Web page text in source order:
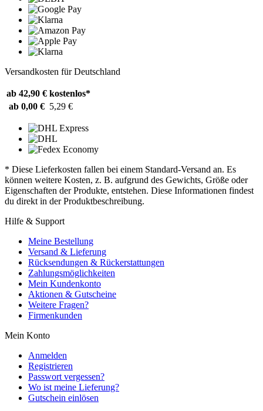
Versandkosten für Deutschland
ab 42,90 € kostenlos*
ab 0,00 € 5,29 €
* Diese Lieferkosten fallen bei einem Standard-Versand an. Es
können weitere Kosten, z. B. aufgrund des Gewichts, Größe oder
Eigenschaften der Produkte, entstehen. Diese Informationen findest
du direkt in der Produktbeschreibung.
Hilfe & Support
Meine Bestellung
Versand & Lieferung
Rücksendungen & Rückerstattungen
Zahlungsmöglichkeiten
Mein Kundenkonto
Aktionen & Gutscheine
Weitere Fragen?
Firmenkunden
Mein Konto
Anmelden
Registrieren
Passwort vergessen?
Wo ist meine Lieferung?
Gutschein einlösen